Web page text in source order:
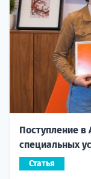
Поступление в
специальных
Статья